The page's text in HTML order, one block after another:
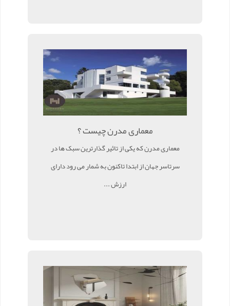
معماری مدرن چیست ؟
معماری مدرن که یکی از تاثیر گذارترین سبک ها در
سرتاسر جهان از ابتدا تاکنون به شمار می رود دارای
ارزش ...